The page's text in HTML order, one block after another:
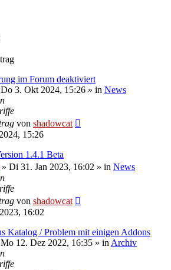
im Forum deaktiviert
Do 3. Okt 2024, 15:26 » in News
von shadowcat
15:26
1.4.1 Beta
» Di 31. Jan 2023, 16:02 » in News
von shadowcat
16:02
Katalog / Problem mit einigen Addons
Mo 12. Dez 2022, 16:35 » in Archiv